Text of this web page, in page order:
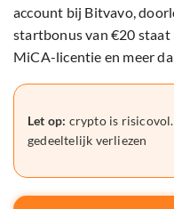
account bij Bitvavo,
startbonus van €20
MiCA-licentie en meer
Let op: crypto is
gedeeltelijk verliezen